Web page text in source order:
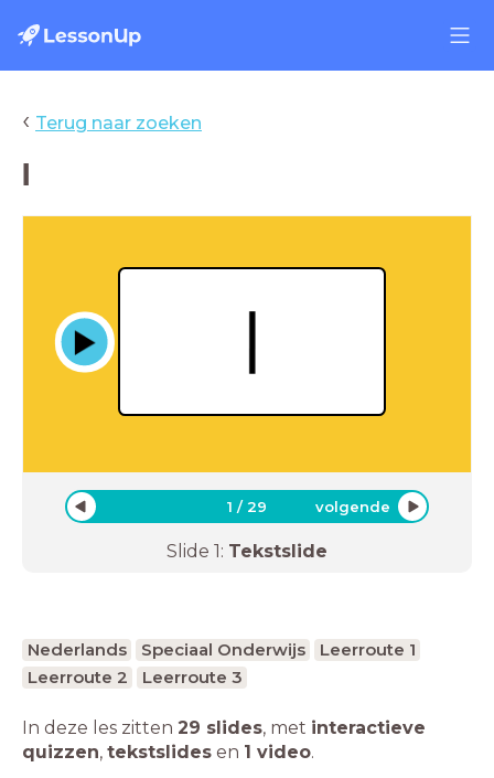
‹ Terug naar zoeken
l
1 /29 volgende
Slide 1: Tekstslide
Nederlands Speciaal Onderwijs
Leerroute 1
Leerroute 2
Leerroute 3
In deze les zitten 29 slides, met interactieve
quizzen, tekstslides en 1 video.